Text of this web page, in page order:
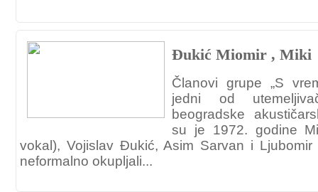
Đukić Miomir , Miki
Članovi grupe „S
jedni od
beogradske
su je 1972. godine
vokal), Vojislav Đukić, Asim Sarvan i
neformalno okupljali...